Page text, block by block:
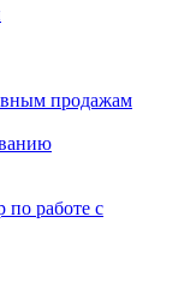
продажам
по работе с